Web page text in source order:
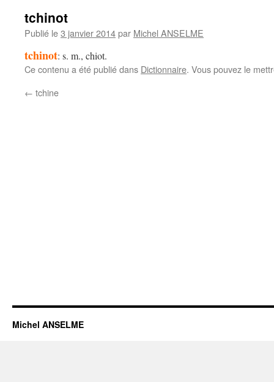
tchinot
Publié le3 janvier 2014par Michel ANSELME
tchinot: s. m., chiot.
Ce contenu a été publié dans Dictionnaire. Vous pouvez le
← tchine
Michel ANSELME